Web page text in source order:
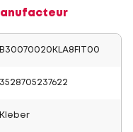
B30070020KLA8FIT00
3528705237622
Kleber